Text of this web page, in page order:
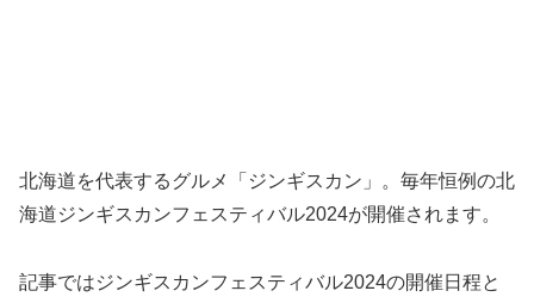
北海道を代表するグルメ「ジンギスカン」。毎年恒例の北
海道ジンギスカンフェスティバル2024が開催されます。
記事ではジンギスカンフェスティバル2024の開催日程と